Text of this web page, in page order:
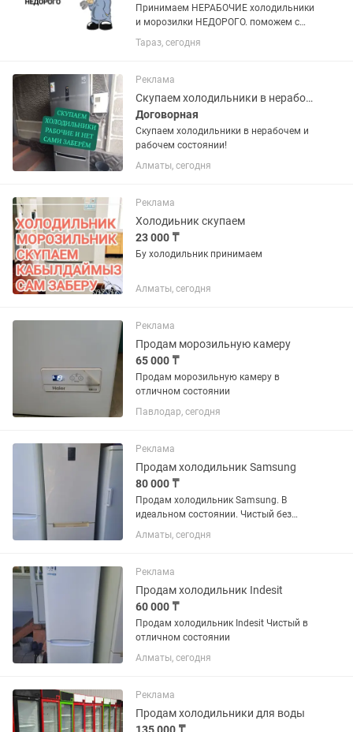
Принимаем НЕРАБОЧИЕ холодильники
и морозилки НЕДОРОГО. поможем с
утилизацией и выноса с этажей старой
техники.
Тараз, сегодня
Реклама
Скупаем холодильники в нерабочем и рабочем состоянии!
Договорная
Скупаем холодильники в нерабочем и
рабочем состоянии!
Алматы, сегодня
Реклама
Холодиьник скупаем
23 000 ₸
Бу холодильник принимаем
Алматы, сегодня
Реклама
Продам морозильную камеру
65 000 ₸
Продам морозильную камеру в
отличном состоянии
Павлодар, сегодня
Реклама
Продам холодильник Samsung
80 000 ₸
Продам холодильник Samsung. В
идеальном состоянии. Чистый без
запахов резинки целые. Возможно
доставка
Алматы, сегодня
Реклама
Продам холодильник Indesit
60 000 ₸
Продам холодильник Indesit Чистый в
отличном состоянии
Алматы, сегодня
Реклама
Продам холодильники для воды